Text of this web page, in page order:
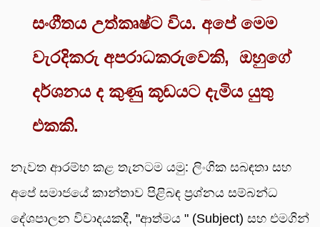
සංගීතය උත්කෘෂ්ට විය. අපේ මෙම
වැරදිකරු අපරාධකරුවෙකි, ඔහුගේ
දර්ශනය ද කුණු කූඩයට දැමිය යුතු
එකකි.
නැවත ආරම්භ කළ තැනටම යමු: ලිංගික සබඳතා සහ
අපේ සමාජයේ කාන්තාව පිළිබඳ ප්‍රශ්නය සම්බන්ධ
දේශපාලන විවාදයකදී, "ආත්මය " (Subject) සහ එමගින්